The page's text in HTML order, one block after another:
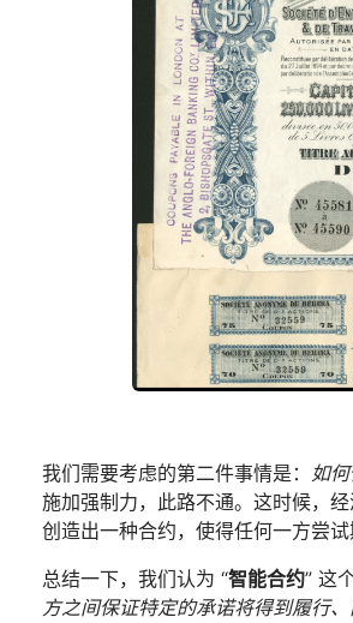
我们需要考虑的第二件事情是： 如
施加强制力，此路不通。这时候，
创造出一种合约，使得任何一方尝试
总结一下，我们认为 “智能合约” 这
方之间保证特定的承诺将得到履行